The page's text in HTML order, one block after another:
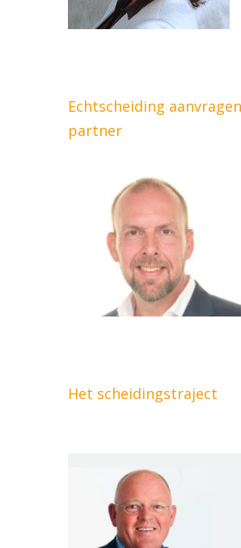
Echtscheiding
partner
Het scheidingstraject